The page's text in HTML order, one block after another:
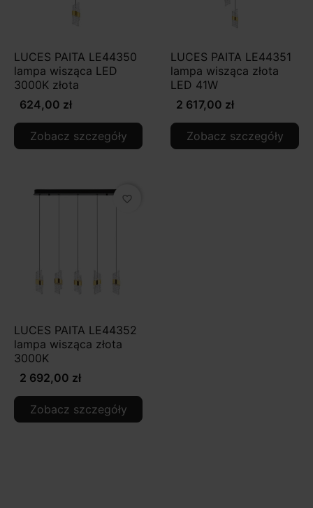
LUCES PAITA LE44350
lampa wisząca LED
3000K złota
624,00 zł
Zobacz szczegóły
LUCES PAITA LE44351
lampa wisząca złota
LED 41W
2 617,00 zł
Zobacz szczegóły
favorite_border
LUCES PAITA LE44352
lampa wisząca złota
3000K
2 692,00 zł
Zobacz szczegóły